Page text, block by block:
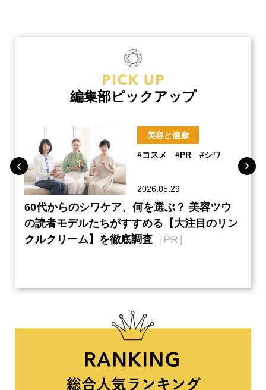
編集部ピックアップ
美容と健康
#コスメ #PR #シワ
2026.05.29
60代からのシワケア、何を選ぶ？ 美容ツウ
の読者モデルたちがすすめる【大注目のリン
クルクリーム】を徹底調査 ［PR］